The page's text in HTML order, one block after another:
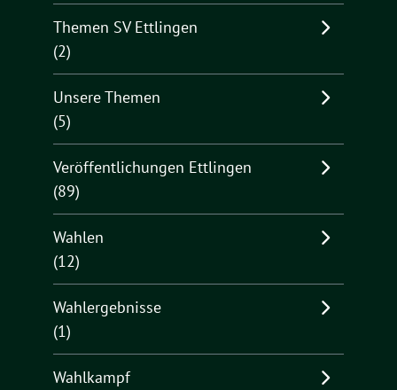
Themen SV Ettlingen
(2)
Unsere Themen
(5)
Veröffentlichungen Ettlingen
(89)
Wahlen
(12)
Wahlergebnisse
(1)
Wahlkampf